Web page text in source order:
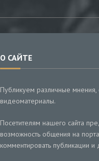
О САЙТЕ
Публикуем различные мнения,
видеоматериалы.
Посетителям нашего сайта
возможность общения на
комментировать публикации и